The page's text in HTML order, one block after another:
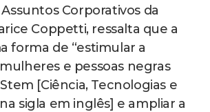
Corporativos da
Coppetti, ressalta que a
forma de “estimular a
e pessoas negras
[Ciência, Tecnologias e
sigla em inglês] e ampliar a